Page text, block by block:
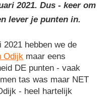
2021. Dus - keer om
lever je punten in.
2021 hebben we de
Odijk maar eens
DE punten - vaak
tas was maar NET
- heel hartelijk